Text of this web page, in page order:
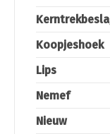
Koopjeshoek
Lips
Nemef
Nieuw